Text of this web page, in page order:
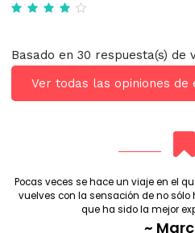
Basado en 30 respuesta(s) de
Ver todas las opiniones de
Pocas veces se hace un viaje en el
vuelves con la sensación de no
que ha sido la mejor
~